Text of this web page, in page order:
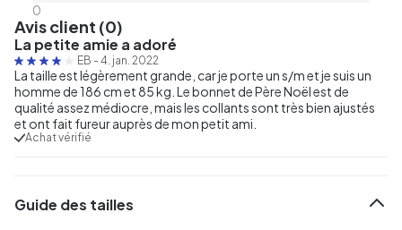
0
Avis client (0)
La petite amie a adoré
EB - 4. jan. 2022
La taille est légèrement grande, car je porte un s/m et je suis un
homme de 186 cm et 85 kg. Le bonnet de Père Noël est de
qualité assez médiocre, mais les collants sont très bien ajustés
et ont fait fureur auprès de mon petit ami.
Achat vérifié
Guide des tailles